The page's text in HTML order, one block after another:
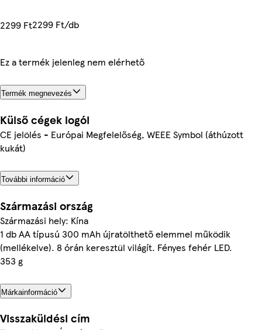
2299 Ft2299 Ft/db
Ez a termék jelenleg nem elérhető
Termék megnevezés
Külső cégek logói
CE jelölés - Európai Megfelelőség, WEEE Symbol (áthúzott
kukát)
További információ
Származási ország
Származási hely: Kína
1 db AA típusú 300 mAh újratölthető elemmel működik
(mellékelve). 8 órán keresztül világít. Fényes fehér LED.
353 g
Márkainformáció
Visszaküldési cím